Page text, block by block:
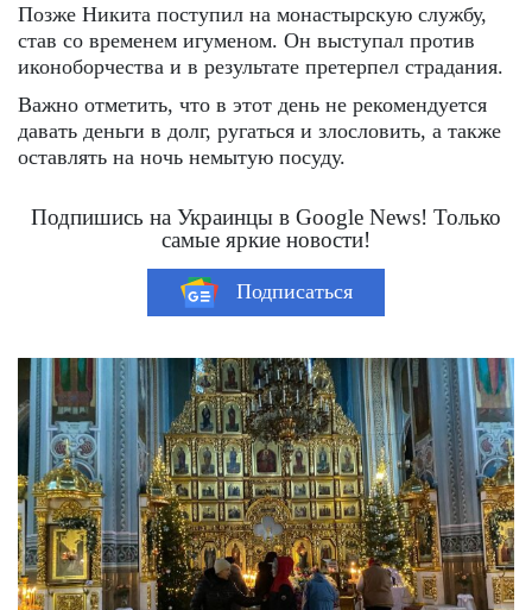
Позже Никита поступил на монастырскую службу,
став со временем игуменом. Он выступал против
иконоборчества и в результате претерпел страдания.
Важно отметить, что в этот день не рекомендуется
давать деньги в долг, ругаться и злословить, а также
оставлять на ночь немытую посуду.
Подпишись на Украинцы в Google News! Только
самые яркие новости!
Подписаться